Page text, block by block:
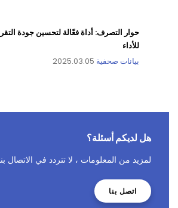
حوار التصرف: أداة فعّالة لتحسين جودة
للأداء
بيانات صحفية 2025.03.05
هل لديكم أسئلة؟
لمزيد من المعلومات ، لا تتردد في الاتصال
اتصل بنا